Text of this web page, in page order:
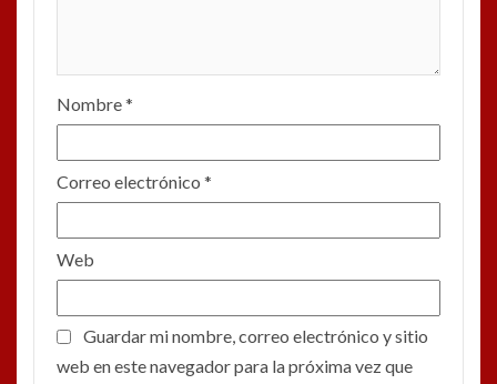
Nombre*
Correo electrónico *
Web
Guardar mi nombre, correo electrónico y sitio
web en este navegador para la próxima vez que